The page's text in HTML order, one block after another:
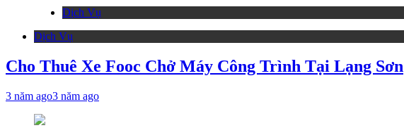
Dịch Vụ
Dịch Vụ
Cho Thuê Xe Fooc Chở Máy Công Trình Tại Lạng Sơn
3 năm ago3 năm ago